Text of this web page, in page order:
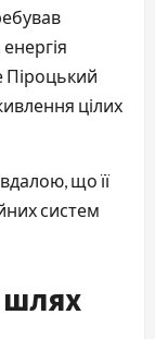
Піроцький
цілих
що її
систем
шлях